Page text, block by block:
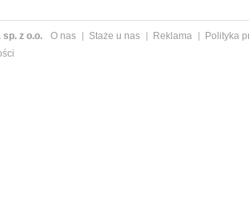
z o.o. O nas Staże u nas Reklama
Polityka